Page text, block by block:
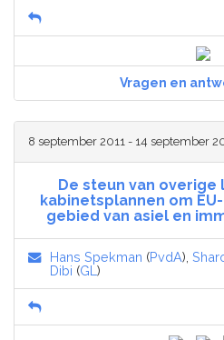
Vragen en
8 september 2011 - 14 september
De steun van
kabinetsplannen om
gebied van asiel en
Hans Spekman (PvdA),
Dibi (GL )